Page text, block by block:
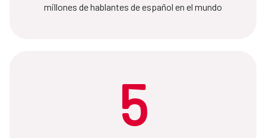
millones de hablantes de español en el mundo
5